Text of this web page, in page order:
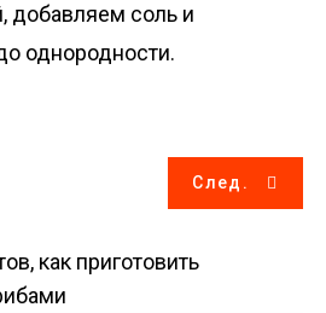
добавляем соль и
однородности.
След.